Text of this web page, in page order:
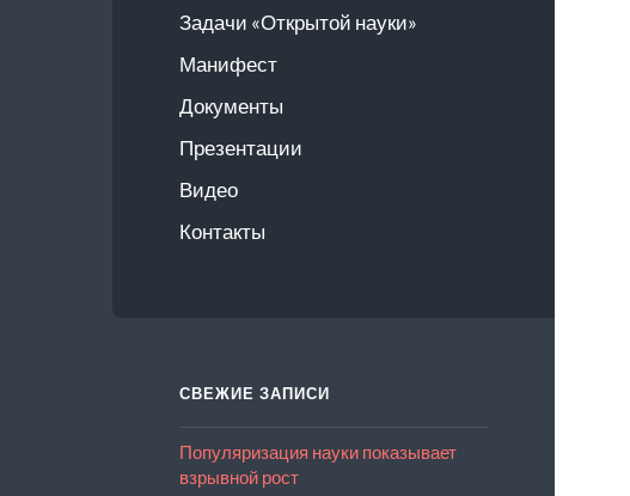
Задачи «Открытой науки»
Манифест
Документы
Презентации
Видео
Контакты
СВЕЖИЕ ЗАПИСИ
Популяризация науки показывает
взрывной рост